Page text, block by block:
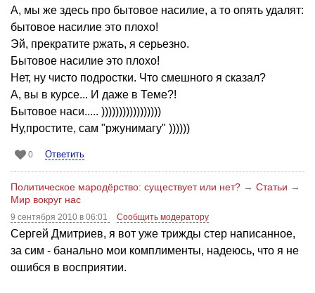
А, мы же здесь про бытовое насилие, а то опять удалят:
бытовое насилие это плохо!
Эй, прекратите ржать, я серьезно.
Бытовое насилие это плохо!
Нет, ну чисто подростки. Что смешного я сказал?
А, вы в курсе... И даже в Теме?!
Бытовое наси..... )))))))))))))))))
Ну,простите, сам "ржунимагу" ))))))
0 Ответить
Политическое мародёрство: существует или нет? → Статьи →
Мир вокруг нас
9 сентября 2010 в 06:01 Сообщить модератору
Сергей Дмитриев, я вот уже трижды стер написанное,
за сим - банально мои комплименты, надеюсь, что я не
ошибся в восприятии.